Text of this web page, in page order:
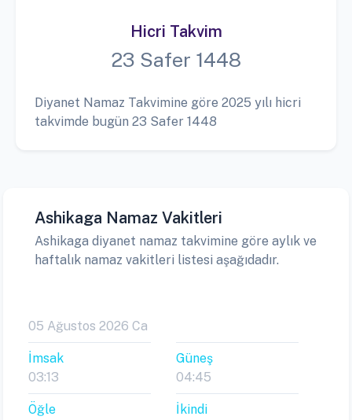
Hicri Takvim
23 Safer 1448
Diyanet Namaz Takvimine göre 2025 yılı hicri
takvimde bugün 23 Safer 1448
Ashikaga Namaz Vakitleri
Ashikaga diyanet namaz takvimine göre aylık ve
haftalık namaz vakitleri listesi aşağıdadır.
05 Ağustos 2026 Ca
İmsak
03:13
Güneş
04:45
Öğle
İkindi